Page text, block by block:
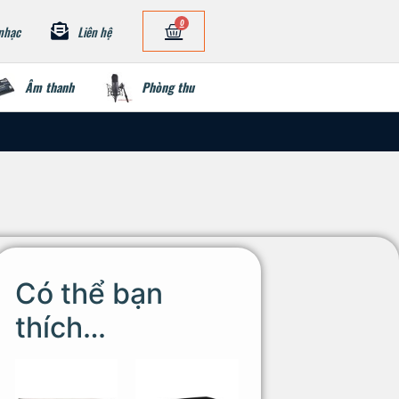
Liên hệ 0
Âm thanh Phòng thu
Có thể bạn
thích…